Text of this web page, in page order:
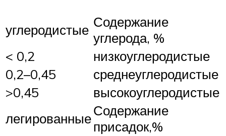
углеродистые Содержание
углерода, %
< 0,2
низкоуглеродистые
0,2–0,45
среднеуглеродистые
>0,45
высокоуглеродистые
легированныеСодержание
присадок,%